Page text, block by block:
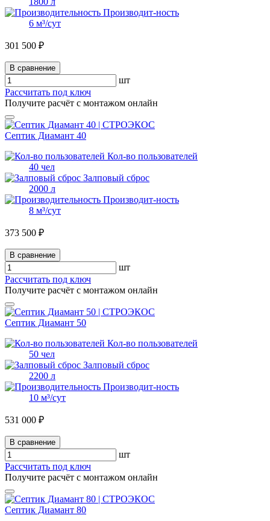
Производит-ность
6 м³/сут
301 500 ₽
В сравнение
шт
Рассчитать под ключ
Получите расчёт с монтажом онлайн
Септик Диамант 40
Кол-во пользователей
40 чел
Залповый сброс
2000 л
Производит-ность
8 м³/сут
373 500 ₽
В сравнение
шт
Рассчитать под ключ
Получите расчёт с монтажом онлайн
Септик Диамант 50
Кол-во пользователей
50 чел
Залповый сброс
2200 л
Производит-ность
10 м³/сут
531 000 ₽
В сравнение
шт
Рассчитать под ключ
Получите расчёт с монтажом онлайн
Септик Диамант 80